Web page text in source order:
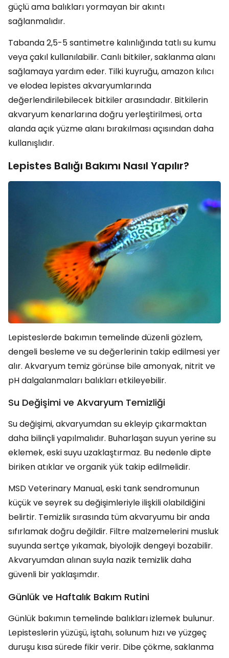
güçlü ama balıkları yormayan bir akıntı
sağlanmalıdır.
Tabanda 2,5-5 santimetre kalınlığında tatlı su kumu
veya çakıl kullanılabilir. Canlı bitkiler, saklanma alanı
sağlamaya yardım eder. Tilki kuyruğu, amazon kılıcı
ve elodea lepistes akvaryumlarında
değerlendirilebilecek bitkiler arasındadır. Bitkilerin
akvaryum kenarlarına doğru yerleştirilmesi, orta
alanda açık yüzme alanı bırakılması açısından daha
kullanışlıdır.
Lepistes Balığı Bakımı Nasıl Yapılır?
Lepisteslerde bakımın temelinde düzenli gözlem,
dengeli besleme ve su değerlerinin takip edilmesi yer
alır. Akvaryum temiz görünse bile amonyak, nitrit ve
pH dalgalanmaları balıkları etkileyebilir.
Su Değişimi ve Akvaryum Temizliği
Su değişimi, akvaryumdan su ekleyip çıkarmaktan
daha bilinçli yapılmalıdır. Buharlaşan suyun yerine su
eklemek, eski suyu uzaklaştırmaz. Bu nedenle dipte
biriken atıklar ve organik yük takip edilmelidir.
MSD Veterinary Manual, eski tank sendromunun
küçük ve seyrek su değişimleriyle ilişkili olabildiğini
belirtir. Temizlik sırasında tüm akvaryumu bir anda
sıfırlamak doğru değildir. Filtre malzemelerini musluk
suyunda sertçe yıkamak, biyolojik dengeyi bozabilir.
Akvaryumdan alınan suyla nazik temizlik daha
güvenli bir yaklaşımdır.
Günlük ve Haftalık Bakım Rutini
Günlük bakımın temelinde balıkları izlemek bulunur.
Lepisteslerin yüzüşü, iştahı, solunum hızı ve yüzgeç
duruşu kısa sürede fikir verir. Dibe çökme, saklanma